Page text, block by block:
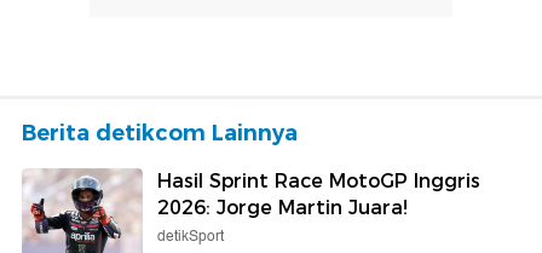
Berita detikcom Lainnya
Hasil Sprint Race MotoGP Inggris
2026: Jorge Martin Juara!
detikSport